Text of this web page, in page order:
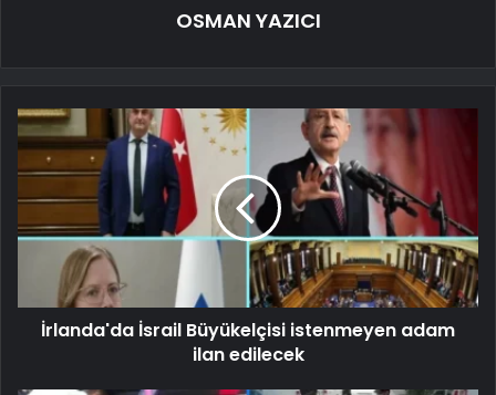
OSMAN YAZICI
İrlanda'da İsrail Büyükelçisi istenmeyen adam
ilan edilecek